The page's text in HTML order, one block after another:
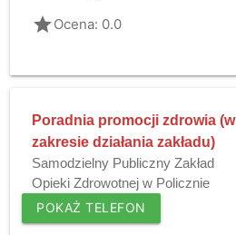
gradeOcena: 0.0
Poradnia promocji zdrowia (w
zakresie działania zakładu)
Samodzielny Publiczny Zakład
Opieki Zdrowotnej w Policznie
POKAŻ TELEFON